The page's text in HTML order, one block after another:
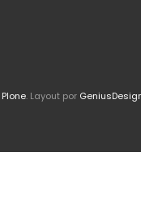
Plone. Layout por